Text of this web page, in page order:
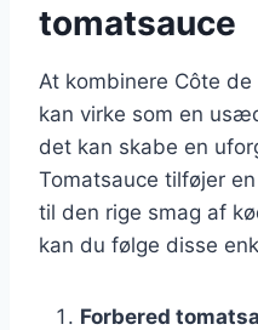
tomatsauce
At kombinere Côte
kan virke som en
det kan skabe en
Tomatsauce tilføjer
til den rige smag af
kan du følge disse
Forbered